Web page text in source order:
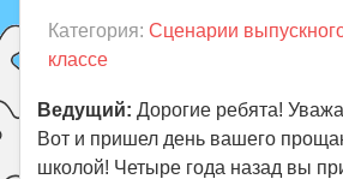
Категория:Сценарии
классе
Ведущий: Дорогие ребята!
Вот и пришел день вашего
школой! Четыре года назад вы